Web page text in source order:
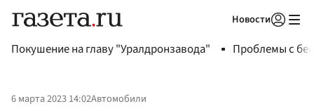
Новости
Покушение на главу "Уралдронзавода" Проблемы с
6 марта 2023 14:02Автомобили